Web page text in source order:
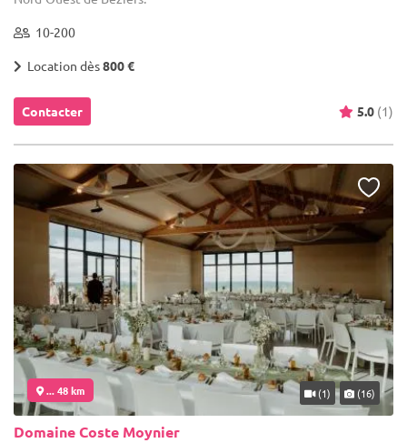
10-200
Location dès800 €
Contacter 5.0 (1)
... 48 km (1) (16)
Domaine Coste Moynier